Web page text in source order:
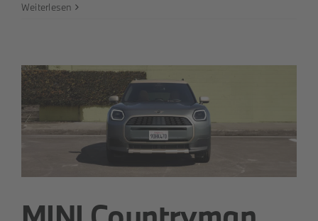
Weiterlesen